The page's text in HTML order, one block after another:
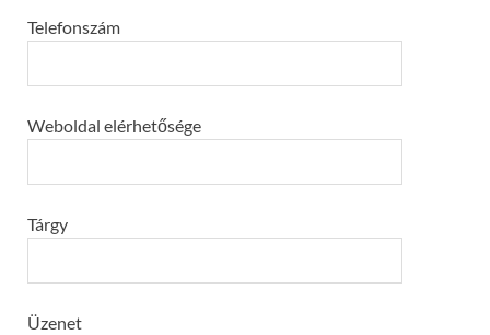
Telefonszám
Weboldal elérhetősége
Tárgy
Üzenet